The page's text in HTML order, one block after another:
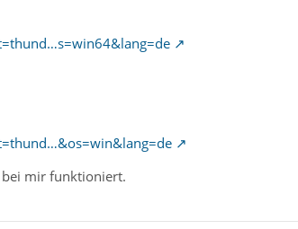
bei mir funktioniert.